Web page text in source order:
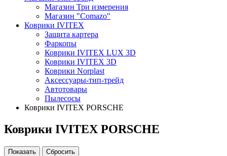
Магазин Три измерения
Магазин "Comazo"
Коврики IVITEX
Защита картера
Фаркопы
Коврики IVITEX LUX 3D
Коврики IVITEX 3D
Коврики Norplast
Аксессуары-тип-трейд
Автотовары
Пылесосы
Коврики IVITEX PORSCHE
Коврики IVITEX PORSCHE